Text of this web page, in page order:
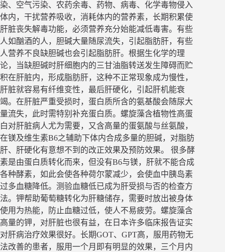
染、空气污染、农药余毒、药物、病毒、化学毒物侵入
体内，干扰营养吸收，消耗体内的营养素，长期积累使
肝脏丧失解毒功能，必须营养充分始能减低毒害。有些
人如酗酒的人，胆碱大量随尿流失，引起脂肪肝，有些
人营养不良缺胆碱也会引起脂肪肝。根据生化学的理
论，当缺胆碱时肝细胞内的三甘油脂转送发生障碍而贮
积在肝脏内，形成脂肪肝，这种不正常现象成为慢性，
肝脏就容易有纤维变性，最后肝硬化，引起肝机能衰
竭。在肝脏严重受损时，蛋白质所含的氨基酸会随尿大
量流失，此时需特别补充蛋白质。螺旋藻含植物性高蛋
白对肝脏病人尤为需要，又含高量的蛋氨酸与丝氨酸，
在镁及维生素B6之辅助下体内合成多量的胆碱，对脂肪
肝、肝硬化有意想不到的改正效果及预防效果。 很多酵
素是由蛋白质转化而来，但没有B6与镁，肝就不能合成
各种酵素，如此会使各种荷尔蒙减少，会使血中胰岛素
过多血糖降低。测验血糖低已成为肝受损与否的检查方
法。钾帮助葡萄糖转化为肝糖储存，需要时放出被身体
使用为热能，防止血糖过低，使人不易疲劳。螺旋藻含
高量的钾，对肝脏也很有益，在日本许多临床报告证实
对肝病治疗效果很好。长期GOT、GPT高，服用药物无
法改善的患者，服用一个月即有明显的效果，三个月内